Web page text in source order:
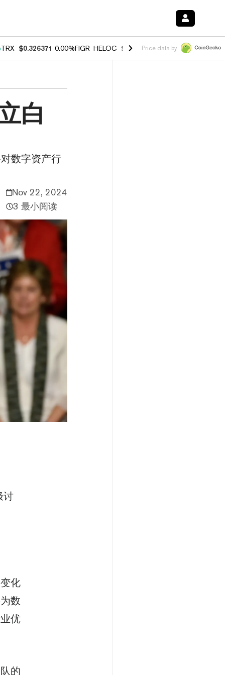
TRX $0.326371 0.00%FIGR_HELOC $1.033 3.00%HYPE $56.43
Price data by
白
数字资产行
Nov 22, 2024
3 最小阅读
讨
化
数
优
的